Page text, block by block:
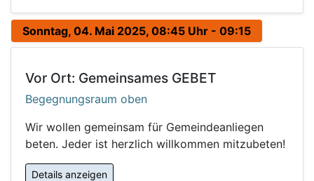
Sonntag, 04. Mai 2025, 08:45 Uhr - 09:15
Vor Ort: Gemeinsames GEBET
Begegnungsraum oben
Wir wollen gemeinsam für Gemeindeanliegen
beten. Jeder ist herzlich willkommen mitzubeten!
Details anzeigen